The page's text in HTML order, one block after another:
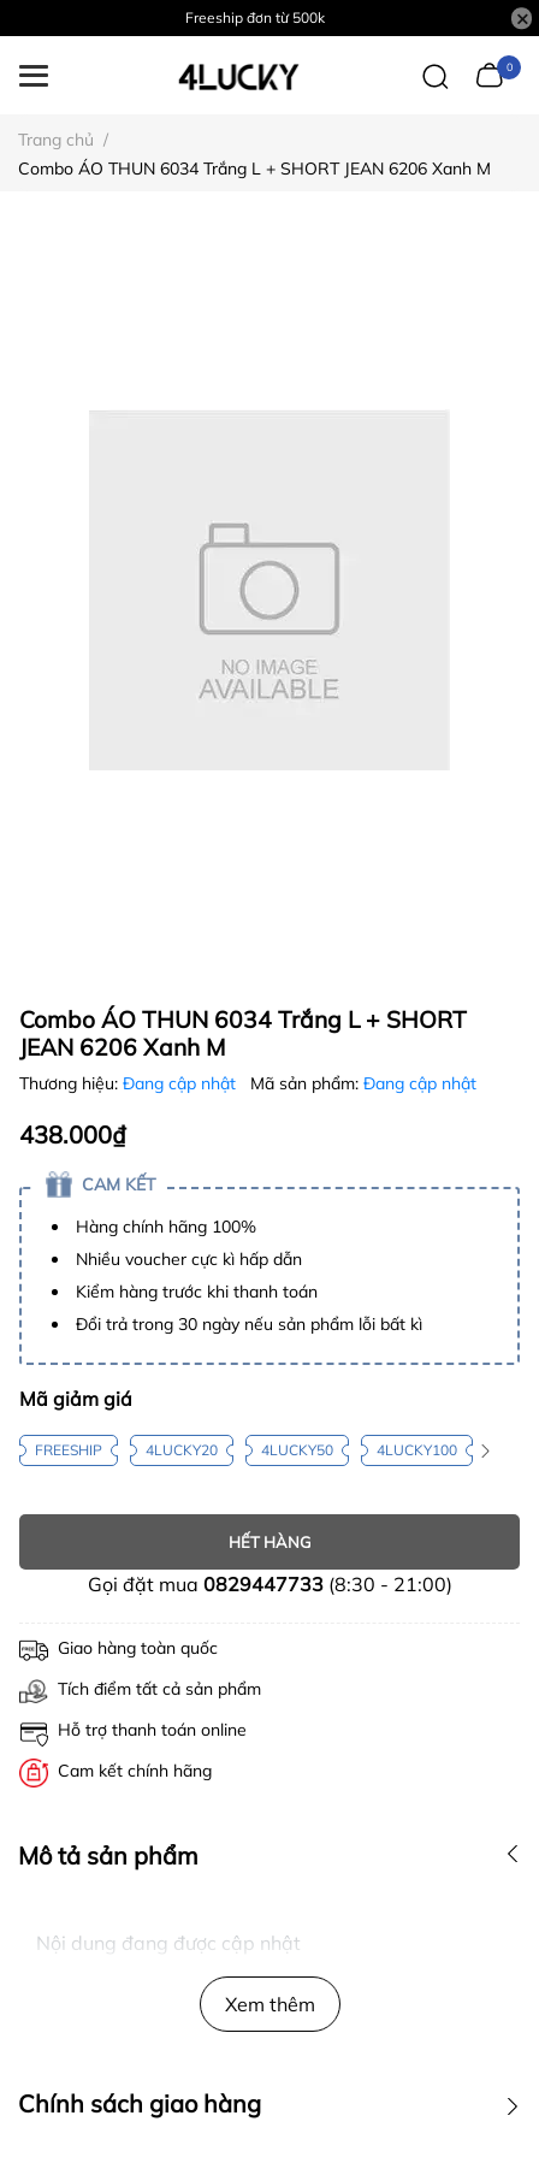
Freeship đơn từ 500k
0
Trang chủ /
Combo ÁO THUN 6034 Trắng L + SHORT JEAN 6206 Xanh M
Combo ÁO THUN 6034 Trắng L + SHORT
JEAN 6206 Xanh M
Thương hiệu: Đang cập nhật Mã sản phẩm: Đang cập nhật
438.000₫
CAM KẾT
Hàng chính hãng 100%
Nhiều voucher cực kì hấp dẫn
Kiểm hàng trước khi thanh toán
Đổi trả trong 30 ngày nếu sản phẩm lỗi bất kì
Mã giảm giá
FREESHIP 4LUCKY20 4LUCKY50 4LUCKY100
HẾT HÀNG
Gọi đặt mua 0829447733(8:30 - 21:00)
Giao hàng toàn quốc
Tích điểm tất cả sản phẩm
Hỗ trợ thanh toán online
Cam kết chính hãng
Mô tả sản phẩm
Nội dung đang được cập nhật
Xem thêm
Chính sách giao hàng